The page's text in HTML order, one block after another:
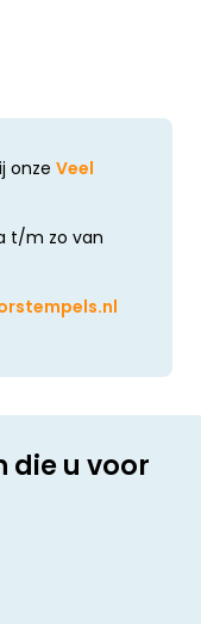
onze Veel
t/m zo van
die u voor